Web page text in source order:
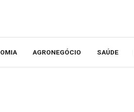
AGRONEGÓCIO SAÚDE